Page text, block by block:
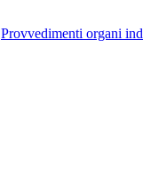
Provvedimenti organi